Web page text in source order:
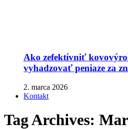
Ako zefektívniť
vyhadzovať peniaze za
2. marca 2026
Kontakt
Tag Archives: